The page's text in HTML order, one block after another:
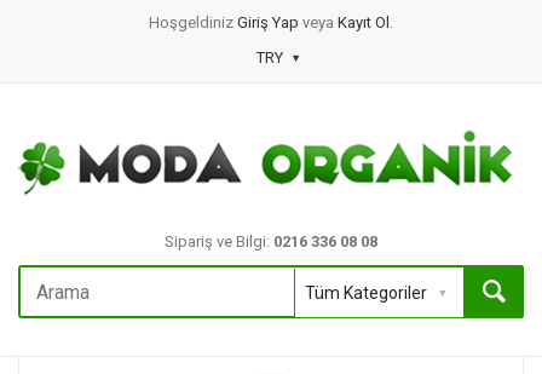
Hoşgeldiniz Giriş Yap veya Kayıt Ol .
TRY
Sipariş ve Bilgi: 0216 336 08 08